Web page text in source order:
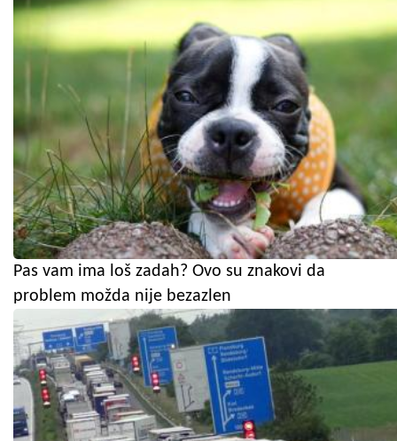
Pas vam ima loš zadah? Ovo su znakovi da
problem možda nije bezazlen